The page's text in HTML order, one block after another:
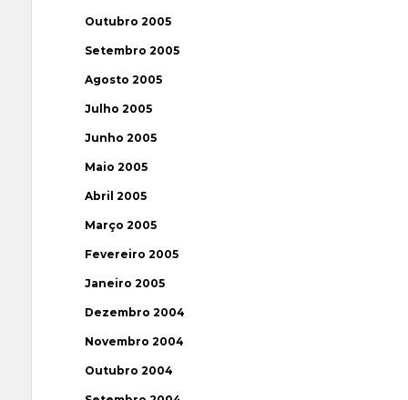
Outubro 2005
Setembro 2005
Agosto 2005
Julho 2005
Junho 2005
Maio 2005
Abril 2005
Março 2005
Fevereiro 2005
Janeiro 2005
Dezembro 2004
Novembro 2004
Outubro 2004